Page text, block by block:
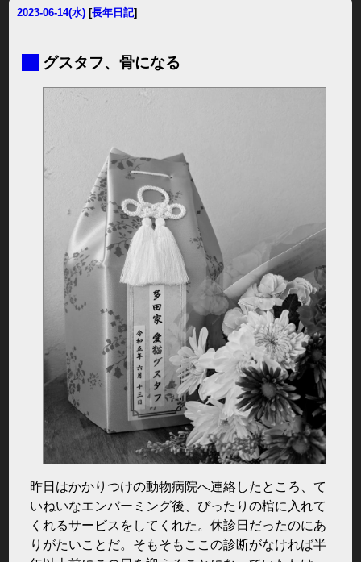
2023-06-14(水) [長年日記]
グスタフ、骨になる
昨日はかかりつけの動物病院へ連絡したところ、て
いねいなエンバーミング後、ぴったりの棺に入れて
くれるサービスをしてくれた。休診日だったのにあ
りがたいことだ。そもそもここの診断がなければ半